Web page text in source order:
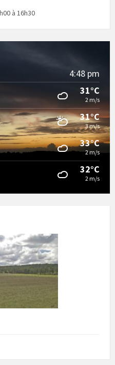
à 16h30
4:48 pm
31°C
2 m/s
31°C
3 m/s
33°C
2 m/s
32°C
2 m/s